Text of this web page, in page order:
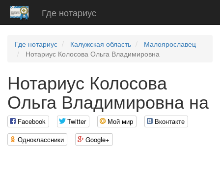
Где нотариус
Где нотариус Калужская область
Малоярославец
Нотариус Колосова Ольга Владимировна
Нотариус Колосова
Ольга Владимировна на
Facebook Twitter Мой мир
Вконтакте
Одноклассники
Google+